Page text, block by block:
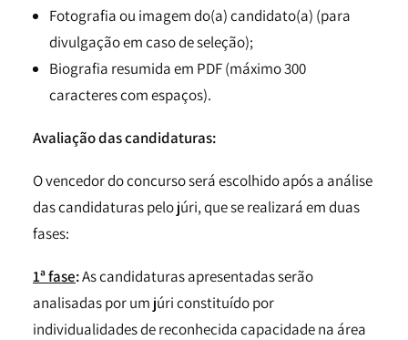
Fotografia ou imagem do(a) candidato(a) (para
divulgação em caso de seleção);
Biografia resumida em PDF (máximo 300
caracteres com espaços).
Avaliação das candidaturas:
O vencedor do concurso será escolhido após a análise
das candidaturas pelo júri, que se realizará em duas
fases:
1ª fase:As candidaturas apresentadas serão
analisadas por um júri constituído por
individualidades de reconhecida capacidade na área